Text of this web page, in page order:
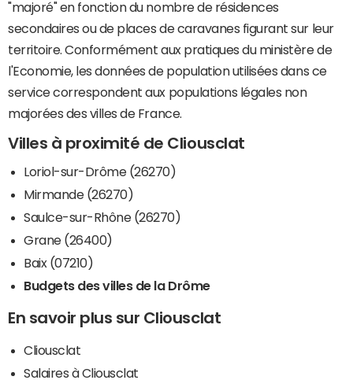
"majoré" en fonction du nombre de résidences
secondaires ou de places de caravanes figurant sur leur
territoire. Conformément aux pratiques du ministère de
l'Economie, les données de population utilisées dans ce
service correspondent aux populations légales non
majorées des villes de France.
Villes à proximité de Cliousclat
Loriol-sur-Drôme (26270)
Mirmande (26270)
Saulce-sur-Rhône (26270)
Grane (26400)
Baix (07210)
Budgets des villes de la Drôme
En savoir plus sur Cliousclat
Cliousclat
Salaires à Cliousclat